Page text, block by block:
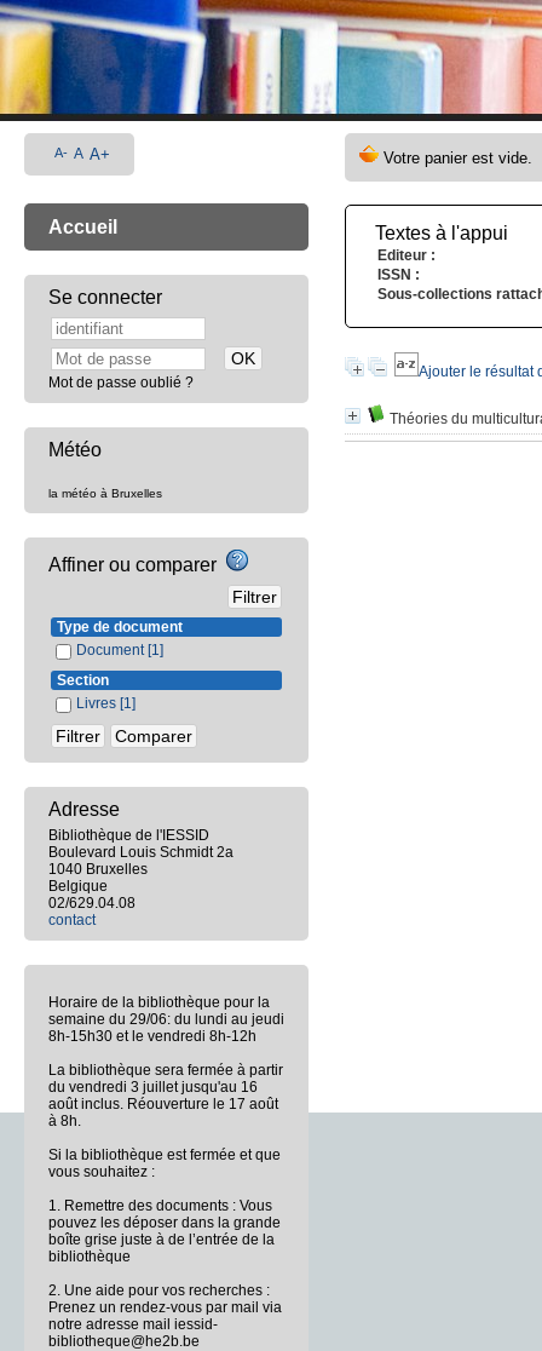
Textes à l'appui
Editeur :
ISSN :
Sous-collections
Ajouter le résultat
Théories du
A- A A+
Accueil
Se connecter
Mot de passe oublié ?
Météo
la météo à Bruxelles
Affiner ou comparer
Type de document
Document [1]
Section
Livres [1]
Adresse
Bibliothèque de l'IESSID
Boulevard Louis Schmidt 2a
1040 Bruxelles
Belgique
02/629.04.08
contact
Horaire de la bibliothèque pour la
semaine du 29/06: du lundi au jeudi
8h-15h30 et le vendredi 8h-12h
La bibliothèque sera fermée à partir
du vendredi 3 juillet jusqu'au 16
août inclus. Réouverture le 17 août
à 8h.
Si la bibliothèque est fermée et que
vous souhaitez :
1. Remettre des documents : Vous
pouvez les déposer dans la grande
boîte grise juste à de l’entrée de la
bibliothèque
2. Une aide pour vos recherches :
Prenez un rendez-vous par mail via
notre adresse mail iessid-
bibliotheque@he2b.be